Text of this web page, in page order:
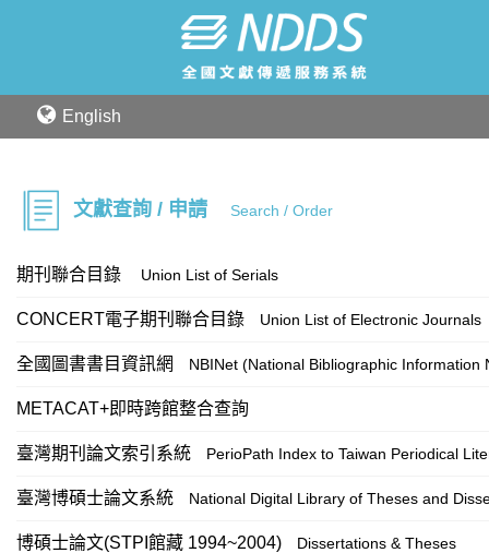
English
文獻查詢 / 申請 Search / Order
期刊聯合目錄 Union List of Serials
CONCERT電子期刊聯合目錄 Union List of Electronic Journals
全國圖書書目資訊網 NBINet (National Bibliographic Information
METACAT+即時跨館整合查詢
臺灣期刊論文索引系統 PerioPath Index to Taiwan Periodical
臺灣博碩士論文系統 National Digital Library of Theses and
博碩士論文(STPI館藏 1994~2004) Dissertations & Theses